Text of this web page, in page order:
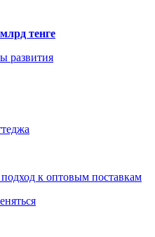
тенге
развития
к оптовым поставкам